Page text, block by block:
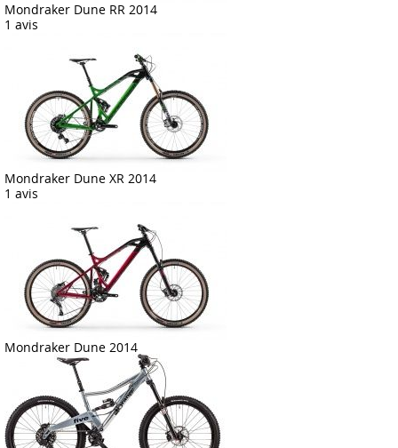
Mondraker Dune RR 2014
1 avis
Mondraker Dune XR 2014
1 avis
Mondraker Dune 2014